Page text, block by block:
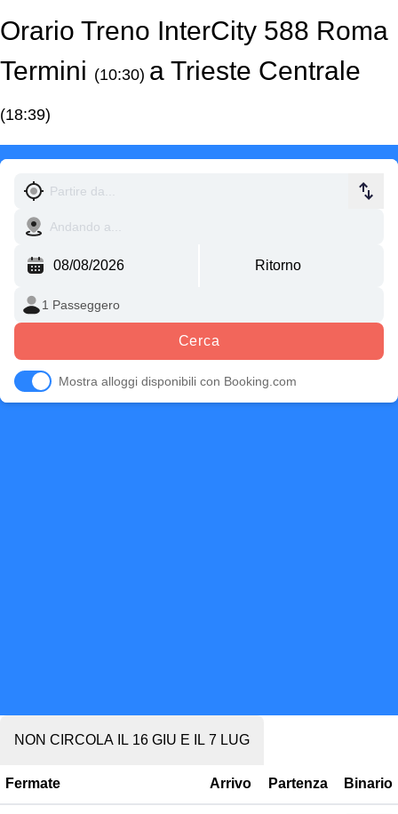
Orario Treno InterCity 588 Roma
Termini (10:30) a Trieste Centrale
(18:39)
Cerca
Mostra alloggi disponibili con Booking.com
NON CIRCOLA IL 16 GIU E IL 7 LUG
Fermate Arrivo Partenza Binario